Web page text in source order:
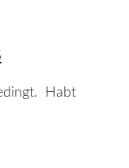
Habt